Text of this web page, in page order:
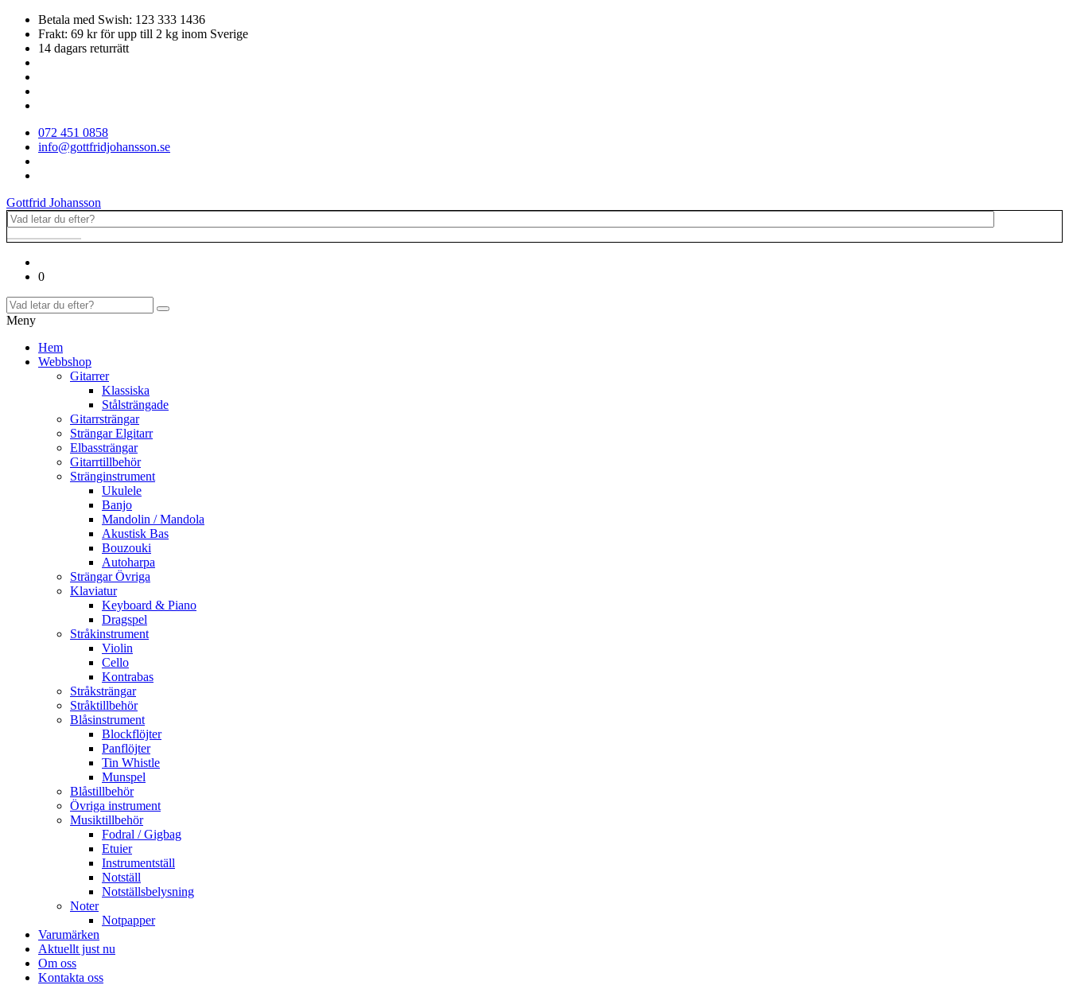
Betala med Swish: 123 333 1436
Frakt: 69 kr för upp till 2 kg inom Sverige
14 dagars returrätt
072 451 0858
info@gottfridjohansson.se
Gottfrid Johansson
0
Meny
Hem
Webbshop
Gitarrer
Klassiska
Stålsträngade
Gitarrsträngar
Strängar Elgitarr
Elbassträngar
Gitarrtillbehör
Stränginstrument
Ukulele
Banjo
Mandolin / Mandola
Akustisk Bas
Bouzouki
Autoharpa
Strängar Övriga
Klaviatur
Keyboard & Piano
Dragspel
Stråkinstrument
Violin
Cello
Kontrabas
Stråksträngar
Stråktillbehör
Blåsinstrument
Blockflöjter
Panflöjter
Tin Whistle
Munspel
Blåstillbehör
Övriga instrument
Musiktillbehör
Fodral / Gigbag
Etuier
Instrumentställ
Notställ
Notställsbelysning
Noter
Notpapper
Varumärken
Aktuellt just nu
Om oss
Kontakta oss